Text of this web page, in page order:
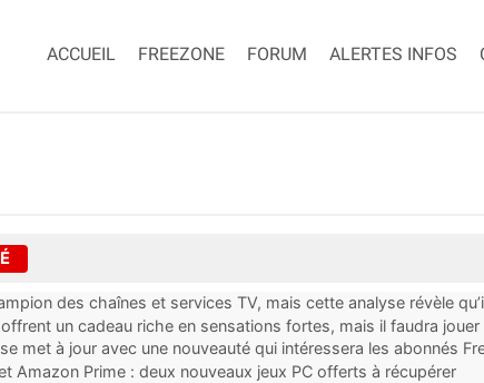
ACCUEIL FREEZONE FORUM ALERTES INFOS
des chaînes et services TV, mais cette analyse révèle
un cadeau riche en sensations fortes, mais il faudra jouer
se met à jour avec une nouveauté qui intéressera les abonnés
...
Amazon Prime : deux nouveaux jeux PC offerts à récupérer